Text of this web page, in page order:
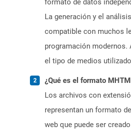
formato de datos
La generación y el
compatible con muchos
programación modernos.
el tipo de medios
¿Qué es el formato
Los archivos con
representan un formato
web que puede ser